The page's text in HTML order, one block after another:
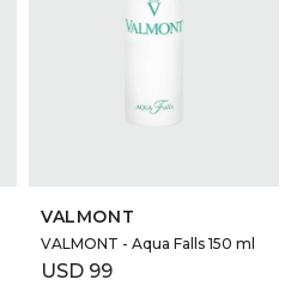
VALMONT
VALMONT - Aqua Falls 150 ml
USD 99